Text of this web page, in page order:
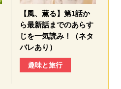
【風、薫る】第1話か
ら最新話までのあらす
じを一気読み！（ネタ
バレあり）
趣味と旅行